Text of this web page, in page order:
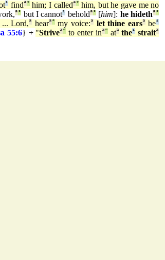
¹ findª°him; I calledª°him, but he gave me no
ª° but I cannot¹ beholdª°[him]: he hidethª°
... Lord,ª hearª°my voice:ª let thine earsª be¹
55:6} + "Striveª° to enter inª°atª the¹ straitª